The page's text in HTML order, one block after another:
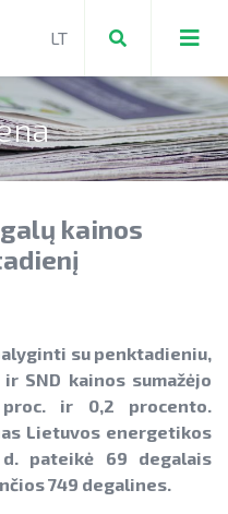
bei mokėjimo
formos, dokumentai
ĮKROVIMO
KAUPIMO
ELEKTRINĖMS
įrenginių kainos
plėtra
įgyvendinimo
sektorius
teikimą
kainos
su penktadieniu,
SND kainos sumažėjo
ir 0,2 procento.
Lietuvos energetikos
pateikė 69 degalais
749 degalines.